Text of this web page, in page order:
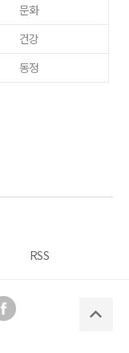
문화
건강
동정
RSS